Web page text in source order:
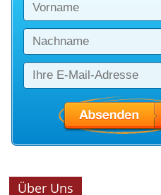
Über Uns